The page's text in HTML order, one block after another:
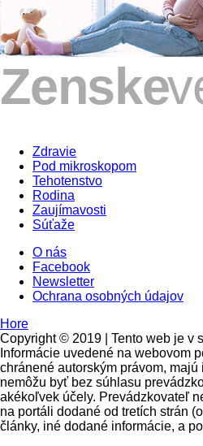
Zdravie
Pod mikroskopom
Tehotenstvo
Rodina
Zaujímavosti
Súťaže
O nás
Facebook
Newsletter
Ochrana osobných údajov
Hore
Copyright © 2019 | Tento web je v
Informácie uvedené na webovom
chránené autorským právom, majú
nemôžu byť bez súhlasu
akékoľvek účely. Prevádzkovateľ
na portáli dodané od tretích strán
články, iné dodané informácie, a